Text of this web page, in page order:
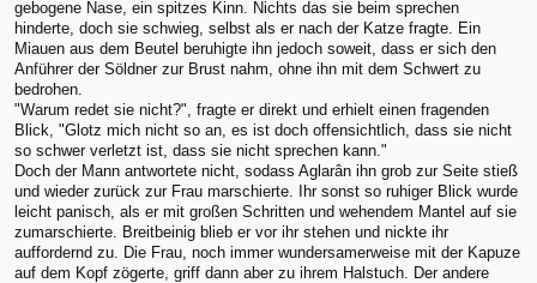
gebogene Nase, ein spitzes Kinn. Nichts das sie beim sprechen
hinderte, doch sie schwieg, selbst als er nach der Katze fragte. Ein
Miauen aus dem Beutel beruhigte ihn jedoch soweit, dass er sich den
Anführer der Söldner zur Brust nahm, ohne ihn mit dem Schwert zu
bedrohen.
"Warum redet sie nicht?", fragte er direkt und erhielt einen fragenden
Blick, "Glotz mich nicht so an, es ist doch offensichtlich, dass sie nicht
so schwer verletzt ist, dass sie nicht sprechen kann."
Doch der Mann antwortete nicht, sodass Aglarân ihn grob zur Seite stieß
und wieder zurück zur Frau marschierte. Ihr sonst so ruhiger Blick wurde
leicht panisch, als er mit großen Schritten und wehendem Mantel auf sie
zumarschierte. Breitbeinig blieb er vor ihr stehen und nickte ihr
auffordernd zu. Die Frau, noch immer wundersamerweise mit der Kapuze
auf dem Kopf zögerte, griff dann aber zu ihrem Halstuch. Der andere